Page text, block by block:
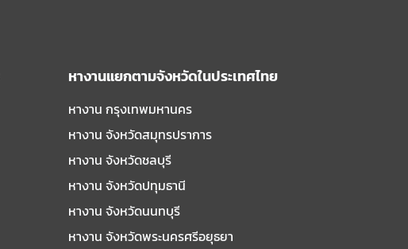
หางานแยกตามจังหวัดในประเทศไทย
หางาน กรุงเทพมหานคร
หางาน จังหวัดสมุทรปราการ
หางาน จังหวัดชลบุรี
หางาน จังหวัดปทุมธานี
หางาน จังหวัดนนทบุรี
หางาน จังหวัดพระนครศรีอยุธยา